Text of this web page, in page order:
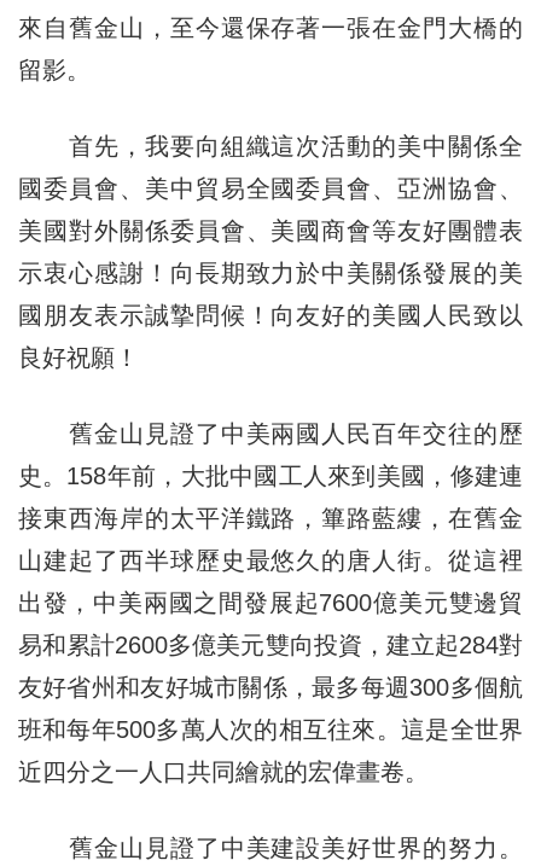
來自舊金山，至今還保存著一張在金門大橋的
留影。
首先，我要向組織這次活動的美中關係全
國委員會、美中貿易全國委員會、亞洲協會、
美國對外關係委員會、美國商會等友好團體表
示衷心感謝！向長期致力於中美關係發展的美
國朋友表示誠摯問候！向友好的美國人民致以
良好祝願！
舊金山見證了中美兩國人民百年交往的歷
史。158年前，大批中國工人來到美國，修建連
接東西海岸的太平洋鐵路，篳路藍縷，在舊金
山建起了西半球歷史最悠久的唐人街。從這裡
出發，中美兩國之間發展起7600億美元雙邊貿
易和累計2600多億美元雙向投資，建立起284對
友好省州和友好城市關係，最多每週300多個航
班和每年500多萬人次的相互往來。這是全世界
近四分之一人口共同繪就的宏偉畫卷。
舊金山見證了中美建設美好世界的努力。